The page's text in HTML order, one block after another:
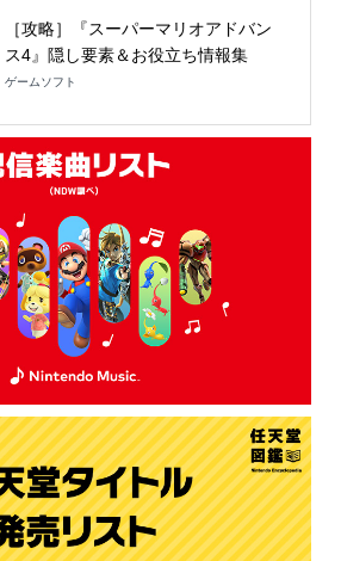
［攻略］『スーパーマリオアドバン
ス4』隠し要素＆お役立ち情報集
ゲームソフト